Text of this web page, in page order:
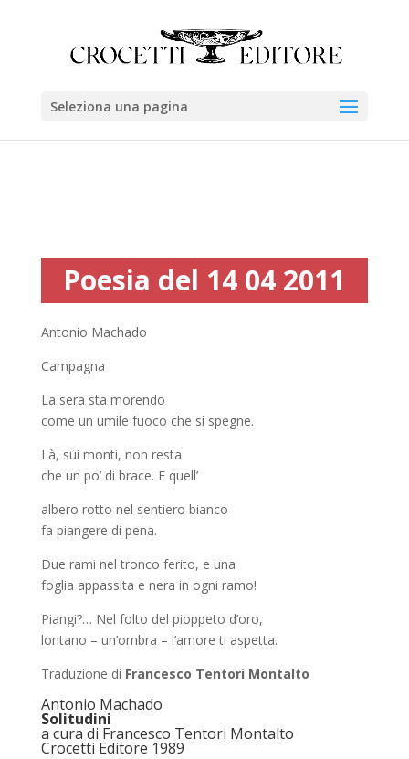
Seleziona una pagina
Poesia del 14 04 2011
Antonio Machado
Campagna
La sera sta morendo
come un umile fuoco che si spegne.
Là, sui monti, non resta
che un po’ di brace. E quell’
albero rotto nel sentiero bianco
fa piangere di pena.
Due rami nel tronco ferito, e una
foglia appassita e nera in ogni ramo!
Piangi?… Nel folto del pioppeto d’oro,
lontano – un’ombra – l’amore ti aspetta.
Traduzione di Francesco Tentori Montalto
Antonio Machado
Solitudini
a cura di Francesco Tentori Montalto
Crocetti Editore 1989